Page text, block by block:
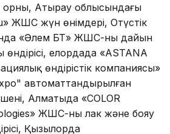
орны, Атырау облысындағы
ЖШС жүн өнімдері, Оңтүстік
«Әлем БТ» ЖШС-ның дайын
елордада «ASTANA
өндірістік компаниясы»
автоматтандырылған
Алматыда «COLOR
ЖШС-ның лак және бояу
Қызылорда